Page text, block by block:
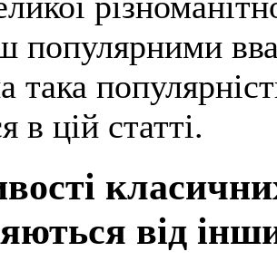
популярними
така
в цій статті.
від